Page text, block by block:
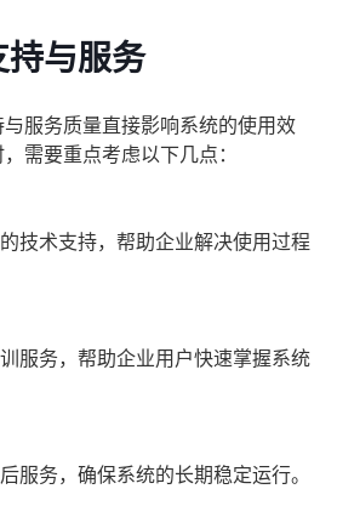
与服务
服务质量直接影响系统的使用效
需要重点考虑以下几点：
技术支持，帮助企业解决使用过程
服务，帮助企业用户快速掌握系统
服务，确保系统的长期稳定运行。